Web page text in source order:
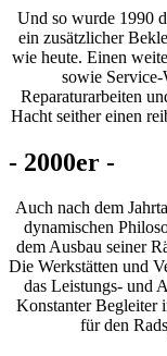
Und so wurde 1990
ein zusätzlicher
wie heute. Einen
sowie Service-
Reparaturarbeiten
Hacht seither einen
- 2000er -
Auch nach dem
dynamischen
dem Ausbau seiner
Die Werkstätten und
das Leistungs- und
Konstanter Begleiter
für den